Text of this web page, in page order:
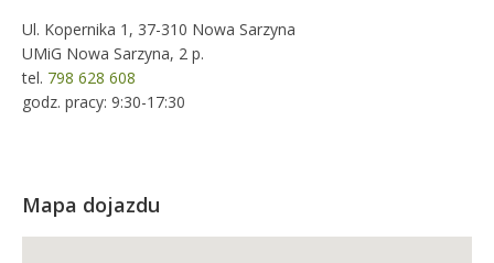
Ul. Kopernika 1, 37-310 Nowa Sarzyna
UMiG Nowa Sarzyna, 2 p.
tel. 798 628 608
godz. pracy: 9:30-17:30
Mapa dojazdu